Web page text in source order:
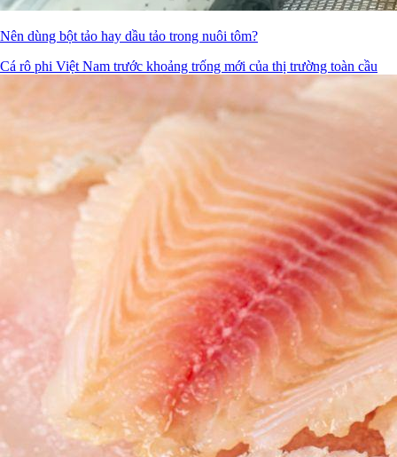
Nên dùng bột tảo hay dầu tảo trong nuôi tôm?
Cá rô phi Việt Nam trước khoảng trống mới của thị trường toàn cầu